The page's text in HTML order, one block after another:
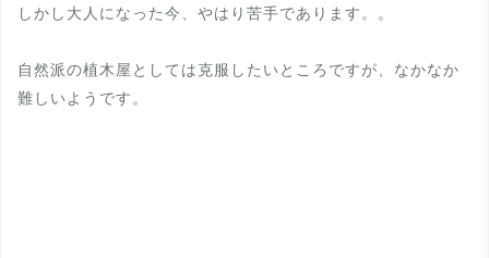
しかし大人になった今、やはり苦手であります。。
自然派の植木屋としては克服したいところですが、なかなか
難しいようです。